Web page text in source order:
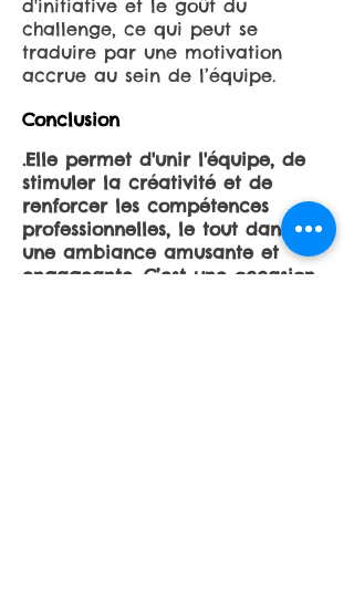
d'initiative et le goût du
challenge, ce qui peut se
traduire par une motivation
accrue au sein de l’équipe.
Conclusion
.Elle permet d'unir l'équipe, de
stimuler la créativité et de
renforcer les compétences
professionnelles, le tout dans
une ambiance amusante et
engageante. C’est une occasion